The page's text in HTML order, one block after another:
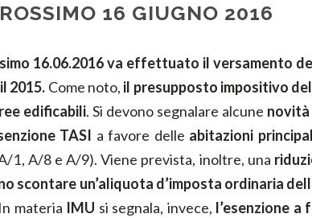
16 GIUGNO 2016
16.06.2016 va effettuato il versamento
2015. Come noto, il presupposto impositivo
edificabili. Si devono segnalare alcune novità
TASI a favore delle abitazioni
1, A/8 e A/9). Viene prevista, inoltre, una
scontare un’aliquota d’imposta ordinaria
materia IMU si segnala, invece, l’esenzione